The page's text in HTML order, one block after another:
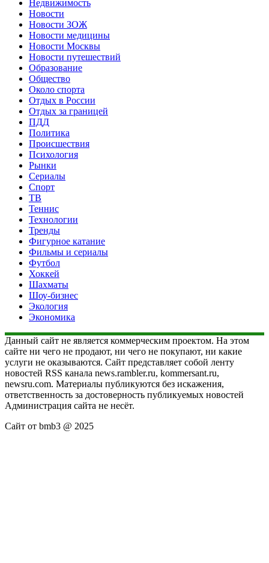
Недвижимость
Новости
Новости ЗОЖ
Новости медицины
Новости Москвы
Новости путешествий
Образование
Общество
Около спорта
Отдых в России
Отдых за границей
ПДД
Политика
Происшествия
Психология
Рынки
Сериалы
Спорт
ТВ
Теннис
Технологии
Тренды
Фигурное катание
Фильмы и сериалы
Футбол
Хоккей
Шахматы
Шоу-бизнес
Экология
Экономика
Данный сайт не является коммерческим проектом. На этом
сайте ни чего не продают, ни чего не покупают, ни какие
услуги не оказываются. Сайт представляет собой ленту
новостей RSS канала news.rambler.ru, kommersant.ru,
newsru.com. Материалы публикуются без искажения,
ответственность за достоверность публикуемых новостей
Администрация сайта не несёт.
Сайт от bmb3 @ 2025